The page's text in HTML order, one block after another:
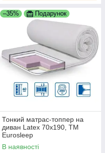
–35% Подарунок
Тонкий матрас-топпер на
диван Latex 70х190, ТМ
Eurosleep
В наявності